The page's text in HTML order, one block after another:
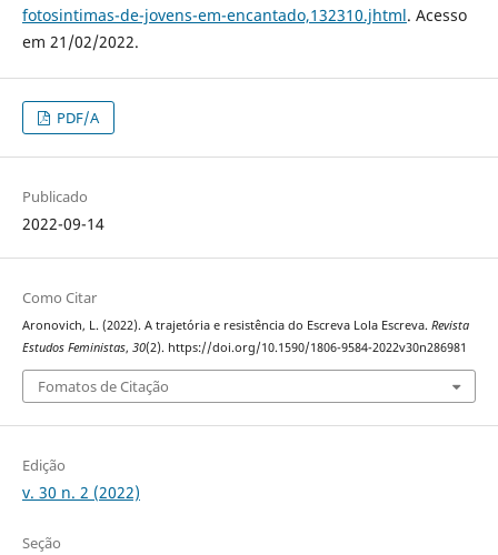
fotosintimas-de-jovens-em-encantado,132310.jhtml. Acesso
em 21/02/2022.
PDF/A
Publicado
2022-09-14
Como Citar
Aronovich, L. (2022). A trajetória e resistência do Escreva Lola Escreva. Revista
Estudos Feministas, 30(2). https://doi.org/10.1590/1806-9584-2022v30n286981
Fomatos de Citação
Edição
v. 30 n. 2 (2022)
Seção